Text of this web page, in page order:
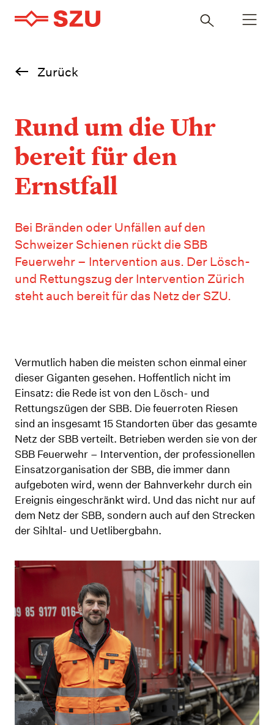
Inhalt
öffnen
Zurück
Rund um die Uhr
bereit für den
Ernstfall
Bei Bränden oder Unfällen auf den
Schweizer Schienen rückt die SBB
Feuerwehr – Intervention aus. Der Lösch-
und Rettungszug der Intervention Zürich
steht auch bereit für das Netz der SZU.
Vermutlich haben die meisten schon einmal einer
dieser Giganten gesehen. Hoffentlich nicht im
Einsatz: die Rede ist von den Lösch- und
Rettungszügen der SBB. Die feuerroten Riesen
sind an insgesamt 15 Standorten über das gesamte
Netz der SBB verteilt. Betrieben werden sie von der
SBB Feuerwehr – Intervention, der professionellen
Einsatzorganisation der SBB, die immer dann
aufgeboten wird, wenn der Bahnverkehr durch ein
Ereignis eingeschränkt wird. Und das nicht nur auf
dem Netz der SBB, sondern auch auf den Strecken
der Sihltal- und Uetlibergbahn.